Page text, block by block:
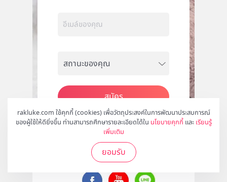
rakluke.com ใช้คุกกี้ (cookies) เพื่อวัตถุประสงค์ในการพัฒนาประสบการณ์
ของผู้ใช้ให้ดียิ่งขึ้น ท่านสามารถศึกษารายละเอียดได้ใน นโยบายคุกกี้ และ เรียนรู้
เพิ่มเติม
ยอมรับ
สมัคร
ติดตามเราได้ที่